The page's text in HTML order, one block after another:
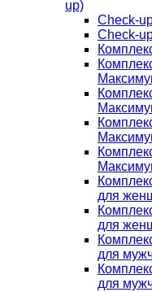
up)
Check-
Check-
для
для
для
для